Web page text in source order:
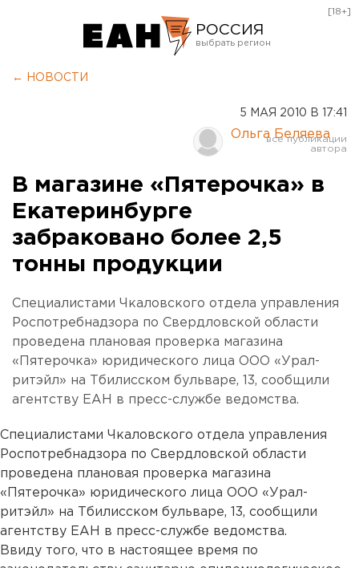
РОССИЯ
Курган
Оренбург
[18+]
← НОВОСТИ
5 МАЯ 2010 В 17:41
Ольга Беляева
В магазине «Пятерочка» в
Екатеринбурге
забраковано более 2,5
тонны продукции
Специалистами Чкаловского отдела управления
Роспотребнадзора по Свердловской области
проведена плановая проверка магазина
«Пятерочка» юридического лица ООО «Урал-
ритэйл» на Тбилисском бульваре, 13, сообщили
агентству ЕАН в пресс-службе ведомства.
Специалистами Чкаловского отдела управления
Роспотребнадзора по Свердловской области
проведена плановая проверка магазина
«Пятерочка» юридического лица ООО «Урал-
ритэйл» на Тбилисском бульваре, 13, сообщили
агентству ЕАН в пресс-службе ведомства.
Ввиду того, что в настоящее время по